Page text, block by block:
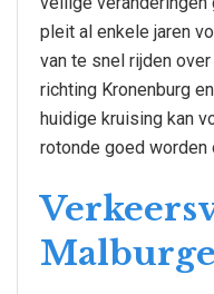
pleit al enkele jaren
van te snel rijden
richting Kronenburg
huidige kruising kan
rotonde goed worden